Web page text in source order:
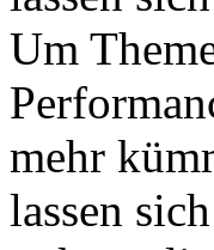
Um
mehr
lassen